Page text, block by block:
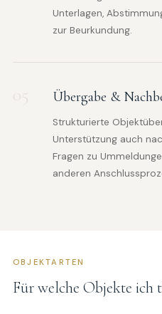
Unterlagen,
zur Beurkundung.
05 Übergabe &
Strukturierte
Unterstützung auch
Fragen zu
anderen
OBJEKTARTEN
Für welche Objekte ich